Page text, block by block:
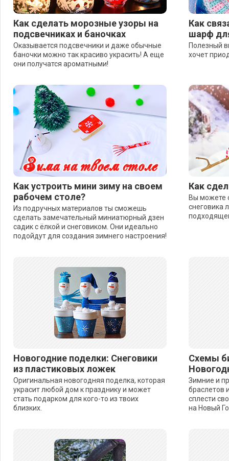
Как сделать морозные узоры на
подсвечниках и баночках
Оказывается подсвечники и даже обычные
баночки можно так красиво украсить! А еще
они получатся ароматными!
Как
шарф
Полезный
хочет
Как устроить мини зиму на своем
рабочем столе?
Из подручных материалов ты сможешь
сделать замечательный миниатюрный дзен
садик с ёлкой и снеговиком. Они идеально
подойдут для создания зимнего настроения!
Как
Вы можете
снеговика
Новогодние поделки: Снеговики
из пластиковых ложек
Оригинальная новогодняя поделка, которая
украсит любой дом к празднику и может
стать подарком для кого-то из твоих
близких.
Схемы
Зимние и
браслетов
сплести
на Новый